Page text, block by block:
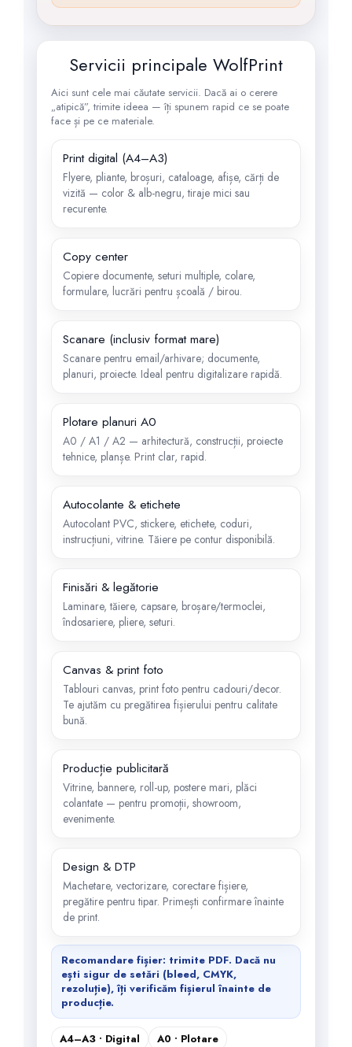
Servicii principale WolfPrint
Aici sunt cele mai căutate servicii. Dacă ai o cerere
„atipică”, trimite ideea — îți spunem rapid ce se poate
face și pe ce materiale.
Print digital (A4–A3)
Flyere, pliante, broșuri, cataloage, afișe, cărți de
vizită — color & alb-negru, tiraje mici sau
recurente.
Copy center
Copiere documente, seturi multiple, colare,
formulare, lucrări pentru școală / birou.
Scanare (inclusiv format mare)
Scanare pentru email/arhivare; documente,
planuri, proiecte. Ideal pentru digitalizare rapidă.
Plotare planuri A0
A0 / A1 / A2 — arhitectură, construcții, proiecte
tehnice, planșe. Print clar, rapid.
Autocolante & etichete
Autocolant PVC, stickere, etichete, coduri,
instrucțiuni, vitrine. Tăiere pe contur disponibilă.
Finisări & legătorie
Laminare, tăiere, capsare, broșare/termoclei,
îndosariere, pliere, seturi.
Canvas & print foto
Tablouri canvas, print foto pentru cadouri/decor.
Te ajutăm cu pregătirea fișierului pentru calitate
bună.
Producție publicitară
Vitrine, bannere, roll-up, postere mari, plăci
colantate — pentru promoții, showroom,
evenimente.
Design & DTP
Machetare, vectorizare, corectare fișiere,
pregătire pentru tipar. Primești confirmare înainte
de print.
Recomandare fișier: trimite PDF. Dacă nu
ești sigur de setări (bleed, CMYK,
rezoluție), îți verificăm fișierul înainte de
producție.
A4–A3 • Digital
A0 • Plotare